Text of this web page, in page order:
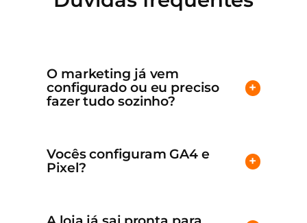
O marketing já vem
configurado ou eu preciso
fazer tudo sozinho?
+
Vocês configuram GA4 e
Pixel?
+